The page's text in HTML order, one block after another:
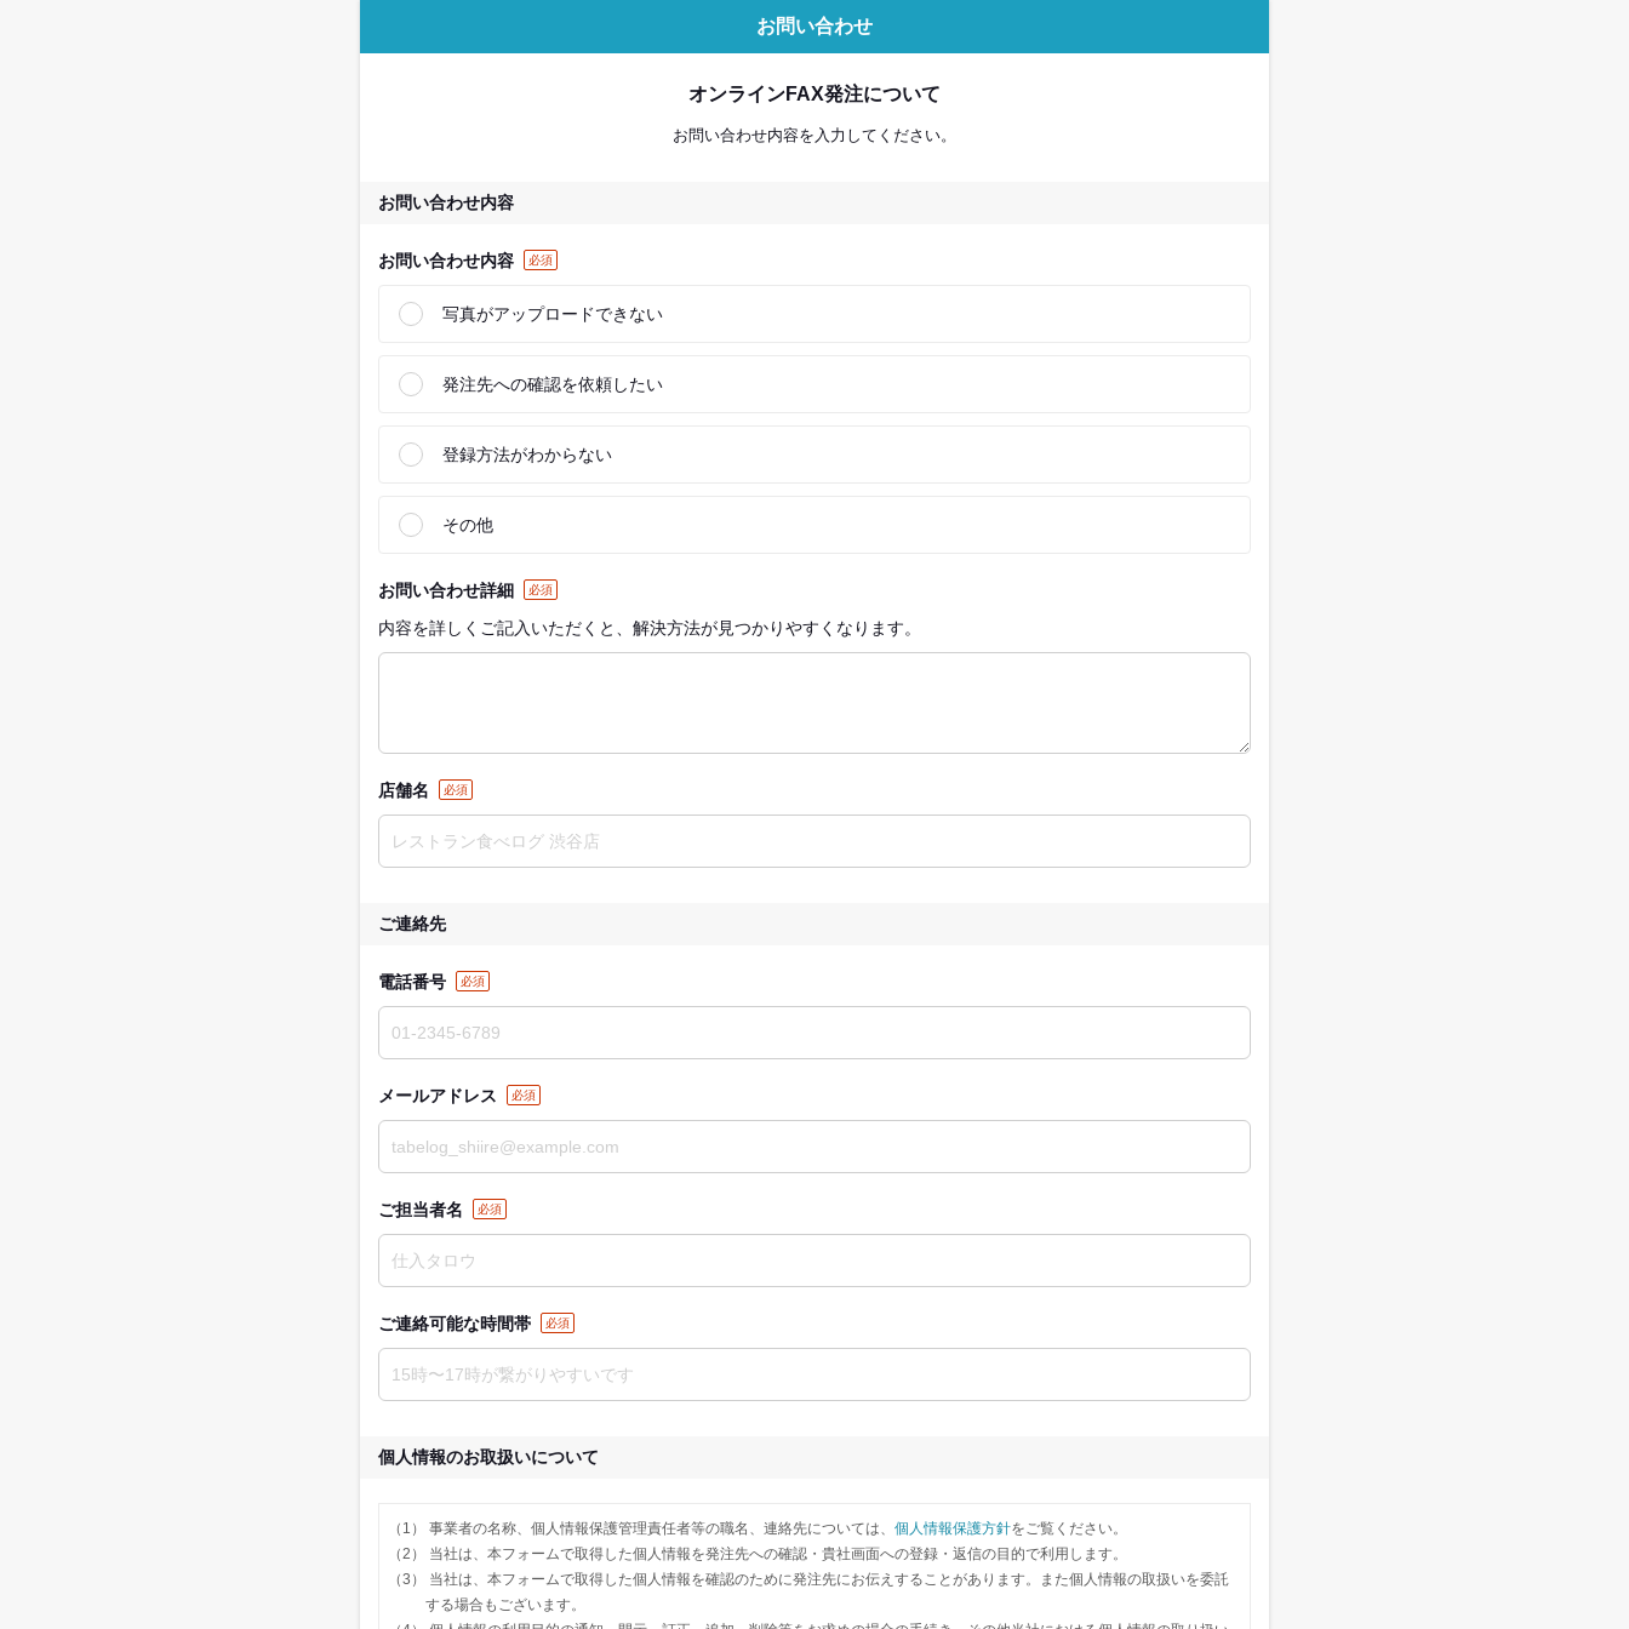
お問い合わせ
オンラインFAX発注について
お問い合わせ内容を入力してください。
お問い合わせ内容
お問い合わせ内容 必須
写真がアップロードできない
発注先への確認を依頼したい
登録方法がわからない
その他
お問い合わせ詳細 必須
内容を詳しくご記入いただくと、解決方法が見つかりやすくなります。
店舗名 必須
ご連絡先
電話番号 必須
メールアドレス 必須
ご担当者名 必須
ご連絡可能な時間帯 必須
個人情報のお取扱いについて
事業者の名称、個人情報保護管理責任者等の職名、連絡先については、 個人情報保護方針をご覧ください。
当社は、本フォームで取得した個人情報を発注先への確認・貴社画面への登録・返信の目的で利用します。
当社は、本フォームで取得した個人情報を確認のために発注先にお伝えすることがあります。また個人情報の取扱いを委託
する場合もございます。